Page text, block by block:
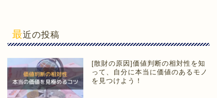
最近の投稿
[散財の原因]価値判断の相対性を知
って、自分に本当に価値のあるモノ
を見つけよう！